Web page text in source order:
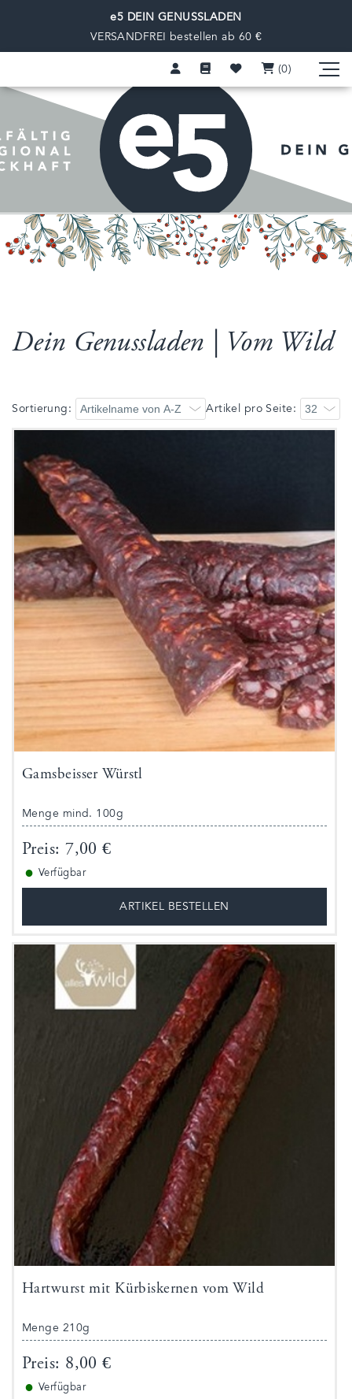
e5 DEIN GENUSSLADEN
VERSANDFREI bestellen ab 60 €
(0)
Dein Genussladen | Vom Wild
Artikel pro Seite:
Sortierung:
Gamsbeisser Würstl
Menge mind. 100g
Preis: 7,00 €
● Verfügbar
ARTIKEL BESTELLEN
Hartwurst mit Kürbiskernen vom Wild
Menge 210g
Preis: 8,00 €
● Verfügbar